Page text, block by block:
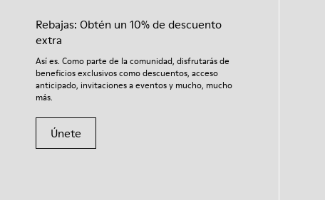
Rebajas: Obtén un 10% de descuento
extra
Así es. Como parte de la comunidad, disfrutarás de
beneficios exclusivos como descuentos, acceso
anticipado, invitaciones a eventos y mucho, mucho
más.
Únete